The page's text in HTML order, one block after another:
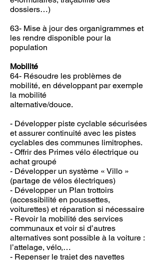
dossiers…)
63- Mise à jour des organigrammes et
les rendre disponible pour la
population
Mobilité
64- Résoudre les problèmes de
mobilité, en développant par exemple
la mobilité
alternative/douce.
- Développer piste cyclable sécurisées
et assurer continuité avec les pistes
cyclables des communes limitrophes.
- Offrir des Primes vélo électrique ou
achat groupé
- Développer un système « Villo »
(partage de vélos électriques)
- Développer un Plan trottoirs
(accessibilité en poussettes,
voiturettes) et réparation si nécessaire
- Revoir la mobilité des services
communaux et voir si d’autres
alternatives sont possible à la voiture :
l’attelage, vélo,…
- Repenser le trajet des navettes